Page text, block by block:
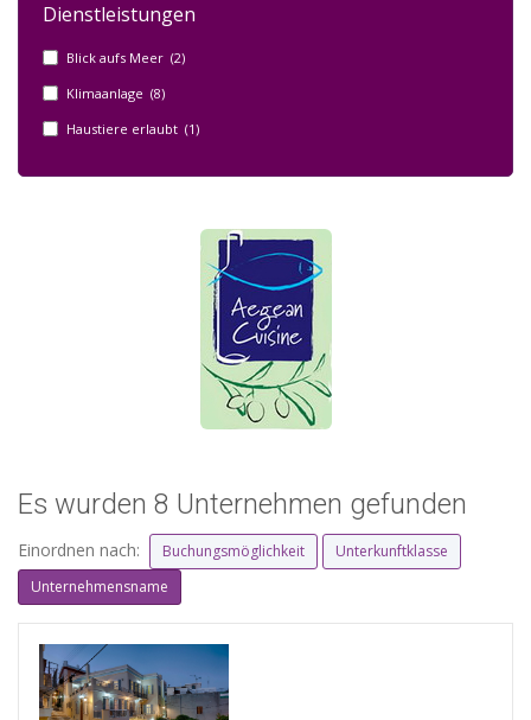
Dienstleistungen
Blick aufs Meer (2)
Klimaanlage (8)
Haustiere erlaubt (1)
Es wurden 8 Unternehmen gefunden
Einordnen nach: Buchungsmöglichkeit
Unterkunftklasse
Unternehmensname